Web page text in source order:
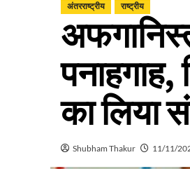
अंतरराष्ट्रीय राष्ट्रीय
का लिया
Shubham Thakur 11/11/